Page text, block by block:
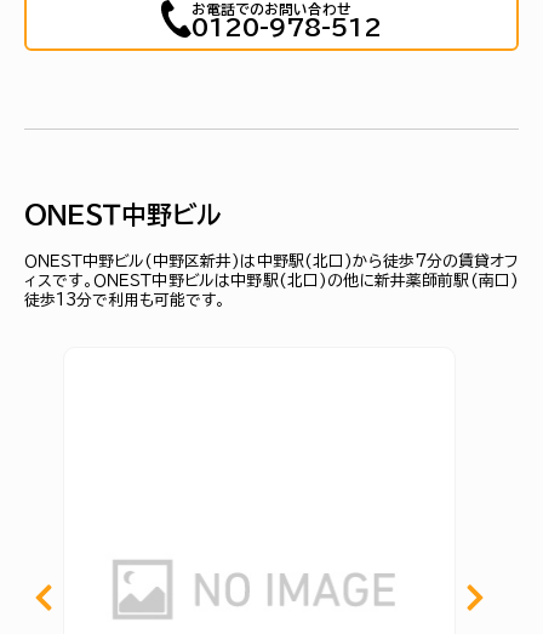
お電話でのお問い合わせ
0120-978-512
ＯＮＥＳＴ中野ビル
ＯＮＥＳＴ中野ビル(中野区新井)は中野駅(北口)から徒歩7分の賃貸オフ
ィスです。ＯＮＥＳＴ中野ビルは中野駅(北口)の他に新井薬師前駅(南口)
徒歩13分で利用も可能です。